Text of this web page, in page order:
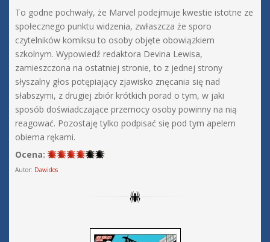
To godne pochwały, że Marvel podejmuje kwestie istotne ze
społecznego punktu widzenia, zwłaszcza że sporo
czytelników komiksu to osoby objęte obowiązkiem
szkolnym. Wypowiedź redaktora Devina Lewisa,
zamieszczona na ostatniej stronie, to z jednej strony
słyszalny głos potępiający zjawisko znęcania się nad
słabszymi, z drugiej zbiór krótkich porad o tym, w jaki
sposób doświadczające przemocy osoby powinny na nią
reagować. Pozostaję tylko podpisać się pod tym apelem
obiema rękami.
Ocena:
Autor: Dawidos